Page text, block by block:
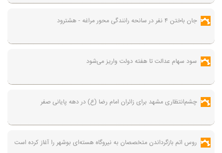
جان باختن ۴ نفر در سانحه رانندگی محور مراغه - هشترود
سود سهام عدالت تا هفته دولت واریز می‌شود
چشم‌انتظاری مشهد برای زائران امام رضا (ع) در دهه پایانی صفر
روس اتم بازگرداندن متخصصان به نیروگاه هسته‌ای بوشهر را آغاز کرده است